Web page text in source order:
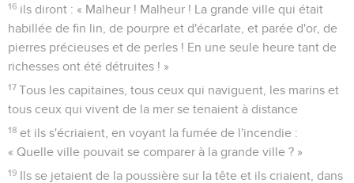
16 ils diront : « Malheur ! Malheur ! La grande ville qui était
habillée de fin lin, de pourpre et d'écarlate, et parée d'or, de
pierres précieuses et de perles ! En une seule heure tant de
richesses ont été détruites ! »
17 Tous les capitaines, tous ceux qui naviguent, les marins et
tous ceux qui vivent de la mer se tenaient à distance
18 et ils s'écriaient, en voyant la fumée de l'incendie :
« Quelle ville pouvait se comparer à la grande ville ? »
19 Ils se jetaient de la poussière sur la tête et ils criaient, dans